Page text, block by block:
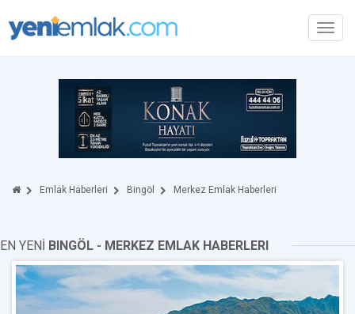
Emlak Haberleri Bingöl Merkez Emlak Haberleri
EN YENİ BINGÖL - MERKEZ EMLAK HABERLERI